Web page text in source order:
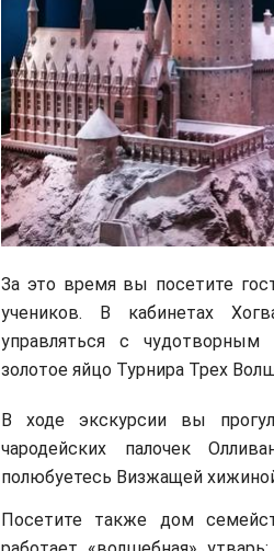
За это время вы посетите
учеников. В кабинетах
управляться с
золотое яйцо Турнира Трех
В ходе экскурсии вы
чародейских палочек
полюбуетесь Визжащей
Посетите также дом